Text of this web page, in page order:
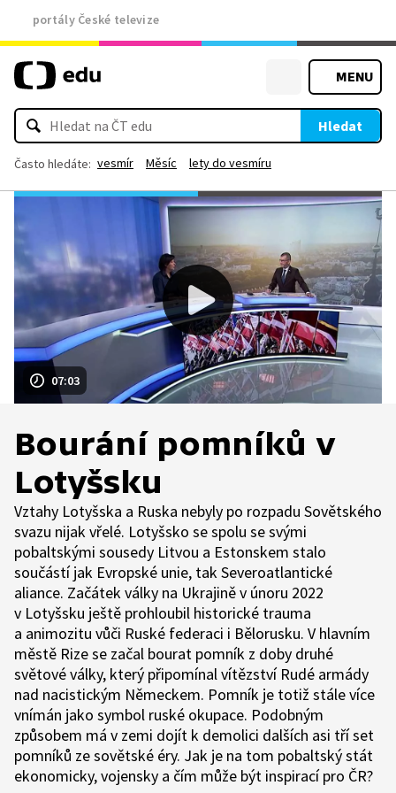
portály České televize
MENU
Hledat
Často hledáte: vesmír Měsíc lety do vesmíru
07:03
Bourání pomníků v
Lotyšsku
Vztahy Lotyšska a Ruska nebyly po rozpadu Sovětského
svazu nijak vřelé. Lotyšsko se spolu se svými
pobaltskými sousedy Litvou a Estonskem stalo
součástí jak Evropské unie, tak Severoatlantické
aliance. Začátek války na Ukrajině v únoru 2022
v Lotyšsku ještě prohloubil historické trauma
a animozitu vůči Ruské federaci i Bělorusku. V hlavním
městě Rize se začal bourat pomník z doby druhé
světové války, který připomínal vítězství Rudé armády
nad nacistickým Německem. Pomník je totiž stále více
vnímán jako symbol ruské okupace. Podobným
způsobem má v zemi dojít k demolici dalších asi tří set
pomníků ze sovětské éry. Jak je na tom pobaltský stát
ekonomicky, vojensky a čím může být inspirací pro ČR?